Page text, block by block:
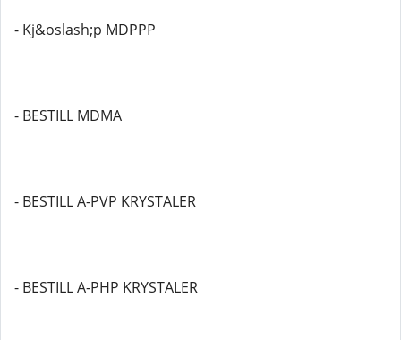
- Kj&oslash;p MDPPP
- BESTILL MDMA
- BESTILL A-PVP KRYSTALER
- BESTILL A-PHP KRYSTALER